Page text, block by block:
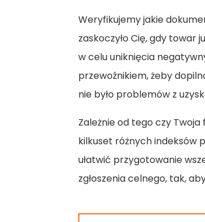
Weryfikujemy jakie
zaskoczyło Cię, gdy towar
w celu uniknięcia
przewoźnikiem, żeby
nie było problemów z
Zależnie od tego czy
kilkuset różnych
ułatwić przygotowanie
zgłoszenia celnego, tak,